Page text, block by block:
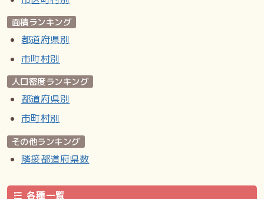
面積ランキング
都道府県別
市町村別
人口密度ランキング
都道府県別
市町村別
その他ランキング
隣接都道府県数
各種一覧